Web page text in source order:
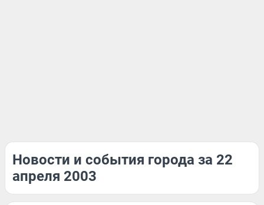
Новости и события города за 22
апреля 2003